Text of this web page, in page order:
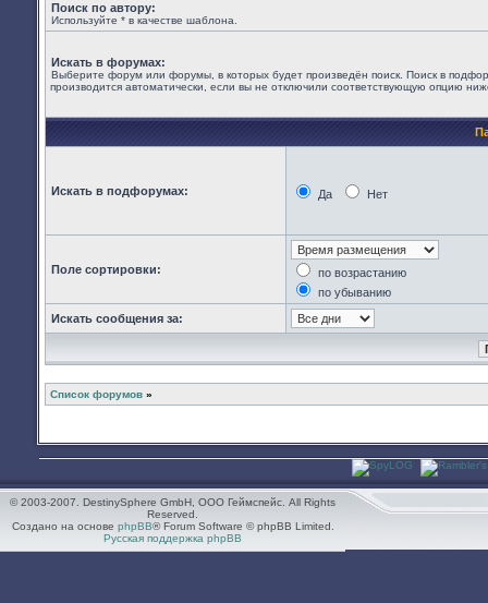
Поиск по автору:
Используйте * в качестве шаблона.
Искать в форумах:
Выберите форум или форумы, в которых будет произведён поиск. Поиск в
производится автоматически, если вы не отключили соответствующую опцию
Искать в подфорумах: Да Нет
Поле сортировки:
по возрастанию
по убыванию
Искать сообщения за:
Список форумов »
© 2003-2007. DestinySphere GmbH, ООО Геймспейс. All Rights
Reserved.
Создано на основе phpBB® Forum Software © phpBB Limited.
Русская поддержка phpBB